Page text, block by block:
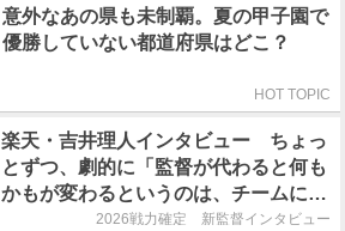
意外なあの県も未制覇。夏の甲子園で
優勝していない都道府県はどこ？
HOT TOPIC
楽天・吉井理人インタビュー ちょっ
とずつ、劇的に「監督が代わると何も
かもが変わるというのは、チームにと
って良くないことなんです」
2026戦力確定 新監督インタビュー